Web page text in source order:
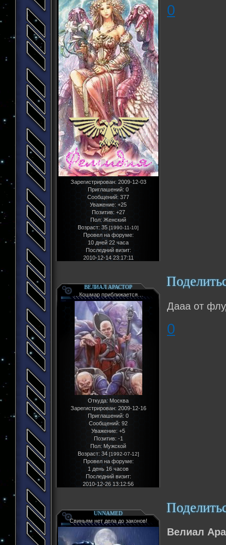
Зарегистрирован: 2009-12-03
Приглашений: 0
Сообщений: 377
Уважение: +25
Позитив: +27
Пол:Женский
Возраст: 35 [1990-11-10]
Провел на форуме:
10 дней 22 часа
Последний визит:
2010-12-14 23:17:11
0
ВЕЛИАЛ АРАСТОР
…Кошмар приближается…
Откуда: Москва
Зарегистрирован: 2009-12-16
Приглашений: 0
Сообщений: 92
Уважение: +5
Позитив: -1
Пол: Мужской
Возраст: 34 [1992-07-12]
Провел на форуме:
1 день 16 часов
Последний визит:
2010-12-26 13:12:56
Дааа от
0
UNNAMED
Свиньям нет дела до законов!
Велиал